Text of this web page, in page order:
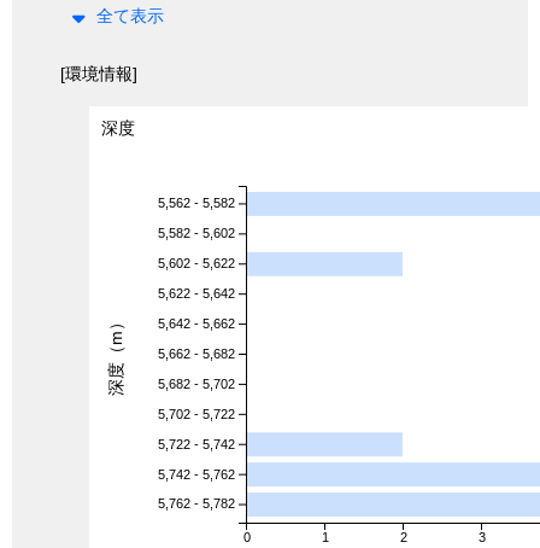
全て表示
[環境情報]
深度
0 1 2 3
5,562 - 5,582
5,582 - 5,602
5,602 - 5,622
5,622 - 5,642
5,642 - 5,662
5,662 - 5,682
5,682 - 5,702
5,702 - 5,722
5,722 - 5,742
5,742 - 5,762
5,762 - 5,782
深度（m）